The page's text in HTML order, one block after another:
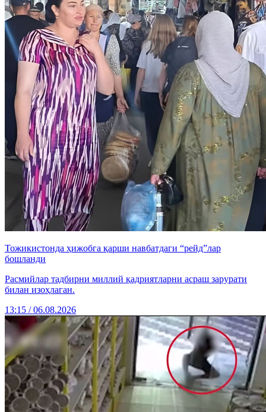
Тожикистонда ҳижобга қарши навбатдаги “рейд”лар
бошланди
Расмийлар тадбирни миллий қадриятларни асраш зарурати
билан изоҳлаган.
13:15 / 06.08.2026